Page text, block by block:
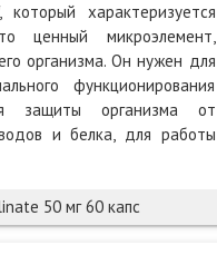
характеризуется
ценный микроэлемент,
организма. Он нужен для
функционирования
защиты организма от
и белка, для работы
50 мг 60 капс